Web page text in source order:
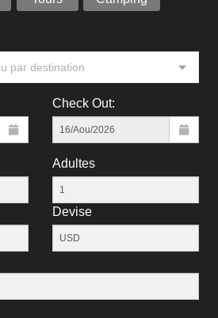
par destination
Check Out:
Adultes
Devise